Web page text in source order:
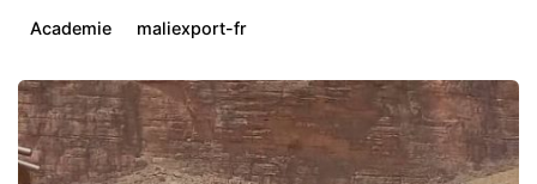
Academie maliexport-fr